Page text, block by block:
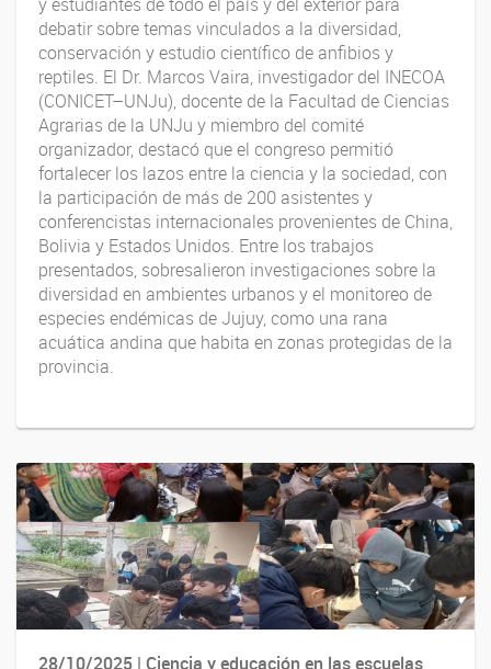
debatir sobre temas vinculados a la diversidad,
conservación y estudio científico de anfibios y
reptiles. El Dr. Marcos Vaira, investigador del INECOA
(CONICET–UNJu), docente de la Facultad de Ciencias
Agrarias de la UNJu y miembro del comité
organizador, destacó que el congreso permitió
fortalecer los lazos entre la ciencia y la sociedad, con
la participación de más de 200 asistentes y
conferencistas internacionales provenientes de China,
Bolivia y Estados Unidos. Entre los trabajos
presentados, sobresalieron investigaciones sobre la
diversidad en ambientes urbanos y el monitoreo de
especies endémicas de Jujuy, como una rana
acuática andina que habita en zonas protegidas de la
provincia.
28/10/2025 | Ciencia y educación en las escuelas